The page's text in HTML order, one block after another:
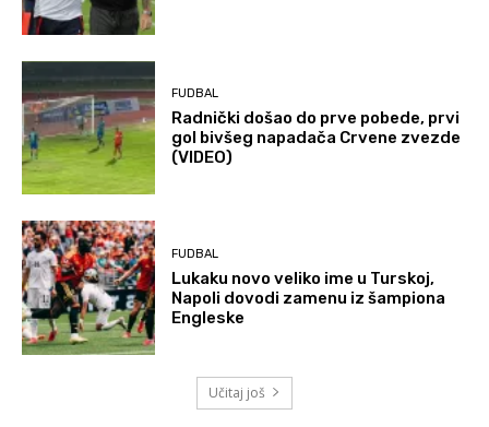
FUDBAL
Radnički došao do prve pobede, prvi
gol bivšeg napadača Crvene zvezde
(VIDEO)
FUDBAL
Lukaku novo veliko ime u Turskoj,
Napoli dovodi zamenu iz šampiona
Engleske
Učitaj još